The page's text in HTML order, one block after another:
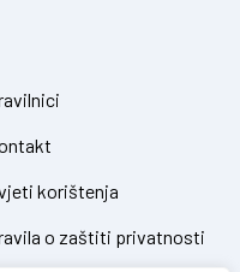
korištenja
o zaštiti privatnosti